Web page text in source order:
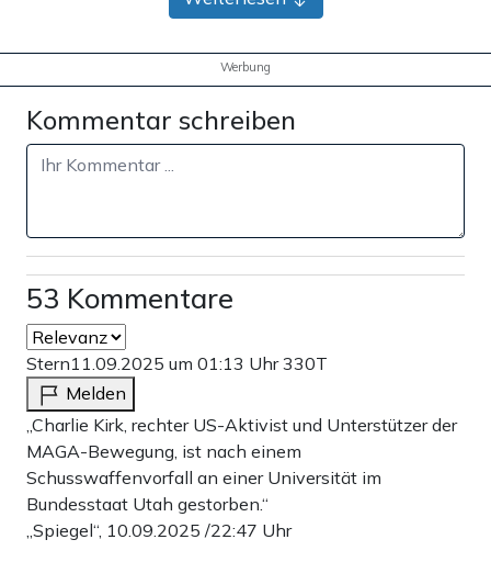
Werbung
Kommentar schreiben
53 Kommentare
Stern11.09.2025 um 01:13 Uhr330T
Melden
„Charlie Kirk, rechter US-Aktivist und Unterstützer der
MAGA-Bewegung, ist nach einem
Schusswaffenvorfall an einer Universität im
Bundesstaat Utah gestorben.“
„Spiegel“, 10.09.2025 /22:47 Uhr